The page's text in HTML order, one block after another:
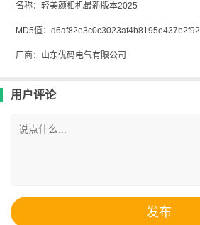
名称：轻美颜相机最新版本2025
MD5值：d6af82e3c0c3023af4b8195e437b2f92
厂商：山东优码电气有限公司
用户评论